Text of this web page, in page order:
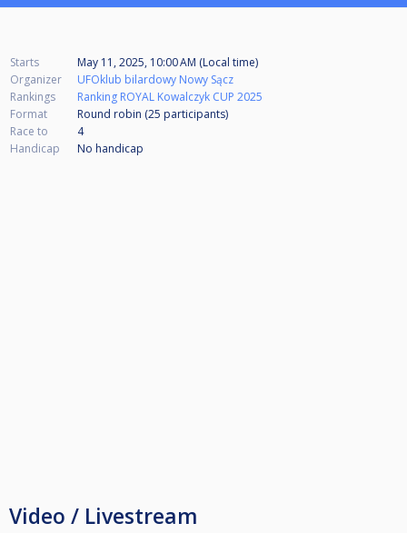
Starts
May 11, 2025, 10:00 AM (Local time)
Organizer
UFOklub bilardowy Nowy Sącz
Rankings
Ranking ROYAL Kowalczyk CUP 2025
Format
Round robin (25 participants)
Race to
4
Handicap
No handicap
Video / Livestream